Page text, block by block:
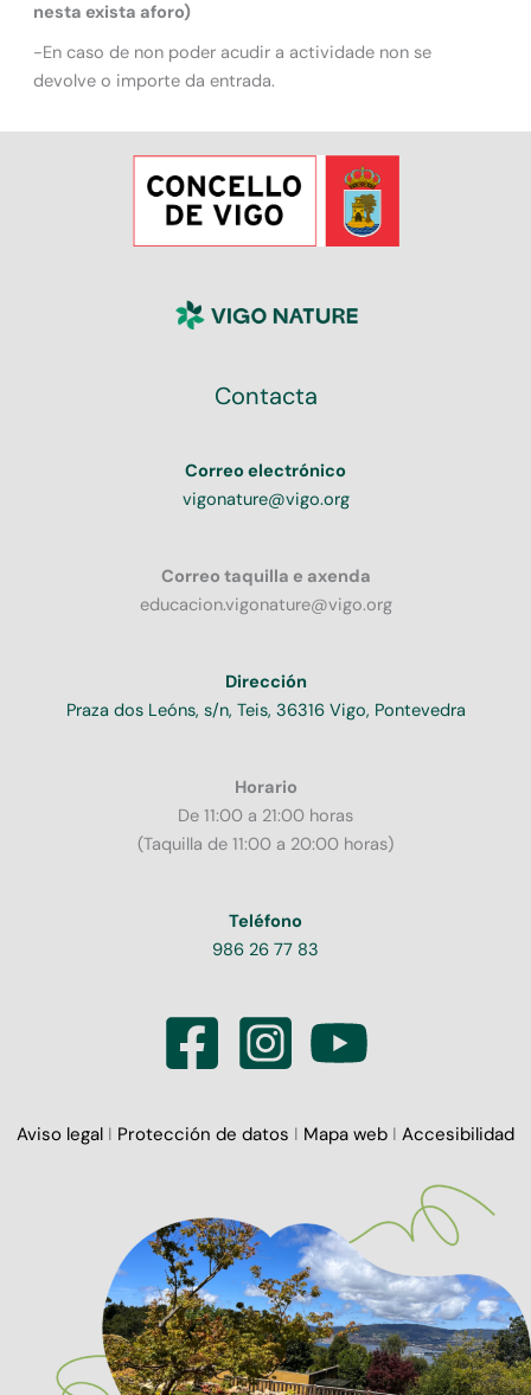
nesta exista aforo)
-En caso de non poder acudir a actividade non se
devolve o importe da entrada.
Contacta
Correo electrónico
vigonature@vigo.org
Correo taquilla e axenda
educacion.vigonature@vigo.org
Dirección
Praza dos Leóns, s/n, Teis, 36316 Vigo, Pontevedra
Horario
De 11:00 a 21:00 horas
(Taquilla de 11:00 a 20:00 horas)
Teléfono
986 26 77 83
Aviso legal I Protección de datos I Mapa web I Accesibilidad